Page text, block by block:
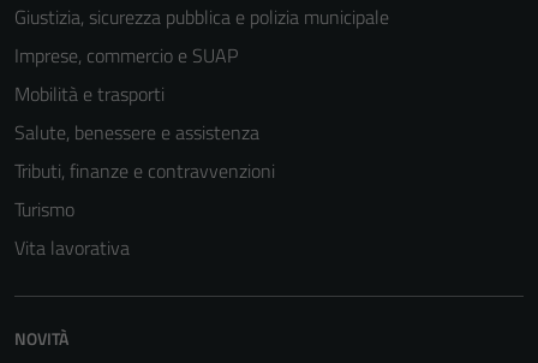
Giustizia, sicurezza pubblica e polizia municipale
Imprese, commercio e SUAP
Mobilità e trasporti
Salute, benessere e assistenza
Tributi, finanze e contravvenzioni
Turismo
Vita lavorativa
NOVITÀ